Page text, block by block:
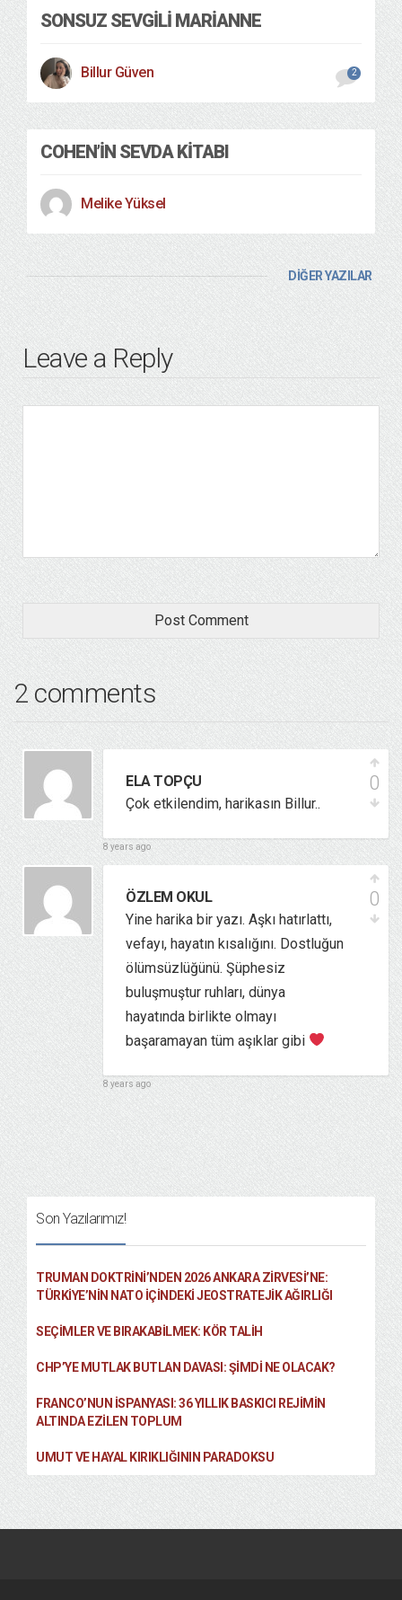
SONSUZ SEVGILI MARIANNE
Billur Güven 2
COHEN’IN SEVDA KITABI
Melike Yüksel
DİĞER YAZILAR
Leave a Reply
2 comments
ELA TOPÇU
Çok etkilendim, harikasın Billur..
0
8 years ago
ÖZLEM OKUL
Yine harika bir yazı. Aşkı hatırlattı,
vefayı, hayatın kısalığını. Dostluğun
ölümsüzlüğünü. Şüphesiz
buluşmuştur ruhları, dünya
hayatında birlikte olmayı
başaramayan tüm aşıklar gibi
0
8 years ago
Son Yazılarımız!
TRUMAN DOKTRINI’NDEN 2026 ANKARA ZIRVESI’NE:
TÜRKIYE’NIN NATO İÇINDEKI JEOSTRATEJIK AĞIRLIĞI
SEÇIMLER VE BIRAKABILMEK: KÖR TALIH
CHP’YE MUTLAK BUTLAN DAVASI: ŞİMDİ NE OLACAK?
FRANCO’NUN İSPANYASI: 36 YILLIK BASKICI REJIMIN
ALTINDA EZILEN TOPLUM
UMUT VE HAYAL KIRIKLIĞININ PARADOKSU